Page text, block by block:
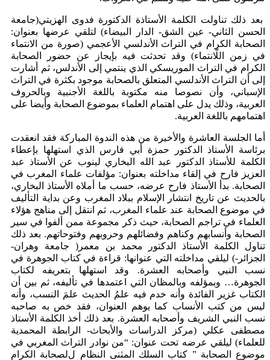
بعد ذلك تناولت الكلمة الأستاذة الدكتورة فدوى الهزيتي(جامعة
الحسن الثاني- عين الشق- الدار البيضاء) لتلقي عرضها بعنوان:
الصحابة الكرام في التراث الأندلسي الأعجمي (صورة من الانتماء
في زمن اللّانتماء) وقد تحدثت فيه بإيجاز عن حضور الصحابة
الكرام في التراث الموريسكي الذي ينتمي إلى الأندلس، ثم أشارت
إلى أن التراث الأندلسي المتعلق بالصحابة موجود بكثرة في التراث
الإسباني، وأن نصوصا منه مكتوبة باللغة الأجنبية وبالحروف
العربية، وذلك يدل على اهتمام العلماء بموضوع الصحابة وأيضا على
اهتمامهم باللغة العربية.
أما الجلسة العاشرة والأخيرة من هذه الندوة المباركة فقد انعقدت
برئاسة الأستاذ الدكتور حمزة أبي فارس الذي استهلها بإعطاء
الكلمة للأستاذ الدكتور عبد الله البخاري لينوب عن الأستاذ عبد
العزيز فارح في إلقاء مداخلته بعنوان: مؤلفات علماء المغرب في
الصحابة. بدأ الأستاذ فارح عرضه، حسب ما أملاه الأستاذ البخاري،
بالحديث عن تاريخ انتشار الإسلام ببلاد المغرب وعن بداية التأليف
في موضوع الصحابة عند علماء المغرب، ثم انتقل إلى مناهج هؤلاء
العلماء في تراجم الصحابة، حيث ذكر مجموعة ممن ألفوا في سير
الصحابة وأنسابهم وكناهم وفضائلهم وحروبهم وفتوحاتهم. بعد ذلك
تناول الكلمة الأستاذ الدكتور محمد بن معمر( جامعة وهران-
الجزائر-) ليلقي مداخلته التي عنوانها: قراءة في كتاب الجوهرة في
نسب النبي وأصحابه العشرة. وقد استهلها بتعريفه لكتاب
الجوهرة… وبمؤلفه وبالمظان التي اعتمدها في تأليفه، ثم بين أن
الكتاب غزير الفائدة وأنه خدم فيه علمُ الحديث علمَ النسب، وأنه
ليس من كتب الأنساب كما يوهم العنوان، فقد خص به صاحبه
نسب النبي الشريف وأصحابه العشرة. بعد ذلك أخذ الكلمة الأستاذ
مصطفى عكلي (مركز الدراسات والأبحاث- الرابطة المحمدية
للعلماء) ليلقي عرضه تحت عنوان: “من نوادر التراث المغربي في
موضوع الصحابة ” كتاب السلك المثنى النظام للصحابة الكرام